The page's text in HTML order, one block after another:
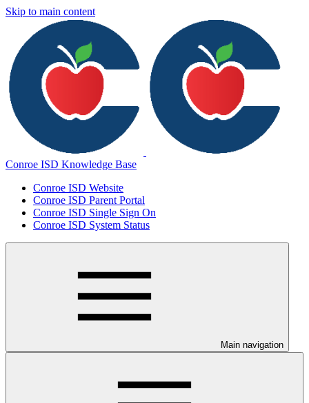
Skip to main content
Conroe ISD Knowledge Base
Conroe ISD Website
Conroe ISD Parent Portal
Conroe ISD Single Sign On
Conroe ISD System Status
Main navigation